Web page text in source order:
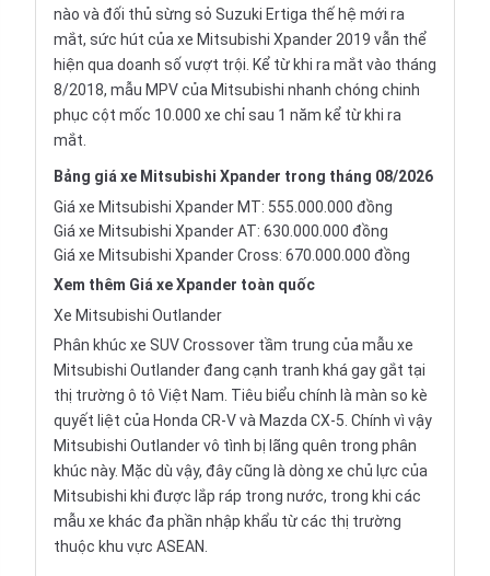
nào và đối thủ sừng sỏ Suzuki Ertiga thế hệ mới ra
mắt, sức hút của xe Mitsubishi Xpander 2019 vẫn thể
hiện qua doanh số vượt trội. Kể từ khi ra mắt vào tháng
8/2018, mẫu MPVcủa Mitsubishi nhanh chóng chinh
phục cột mốc 10.000 xe chỉ sau 1 năm kể từ khi ra
mắt.
Bảng giá xe Mitsubishi Xpander trong tháng 08/2026
Giá xe Mitsubishi Xpander MT: 555.000.000 đồng
Giá xe Mitsubishi Xpander AT: 630.000.000 đồng
Giá xe Mitsubishi Xpander Cross: 670.000.000 đồng
Xem thêm Giá xe Xpander toàn quốc
Xe Mitsubishi Outlander
Phân khúc xe SUV Crossover tầm trung của mẫu xe
Mitsubishi Outlander đang cạnh tranh khá gay gắt tại
thị trường ô tô Việt Nam. Tiêu biểu chính là màn so kè
quyết liệt của Honda CR-Vvà Mazda CX-5 . Chính vì vậy
Mitsubishi Outlander vô tình bị lãng quên trong phân
khúc này. Mặc dù vậy, đây cũng là dòng xe chủ lực của
Mitsubishi khi được lắp ráp trong nước, trong khi các
mẫu xe khác đa phần nhập khẩu từ các thị trường
thuộc khu vực ASEAN.